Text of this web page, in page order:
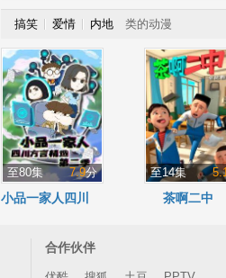
搞笑 爱情 内地 类的动漫
至80集 7.9分
小品一家人四川
至14集
茶啊二中
合作伙伴